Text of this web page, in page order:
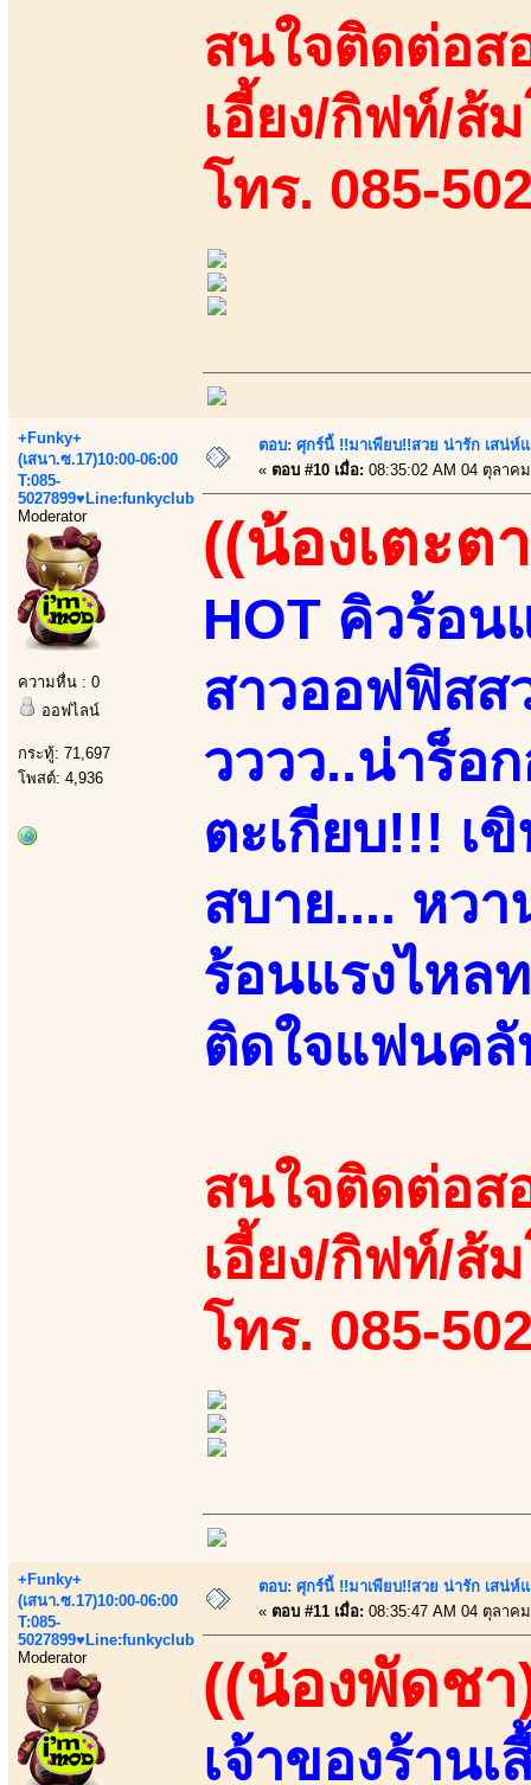
สนใจติดต่อส
เอี้ยง/กิฟท์/ส้
โทร. 085-
+Funky+
(เสนา.ซ.17)10:00-06:00
T:085-
5027899♥Line:funkyclub
Moderator
ความหื่น : 0
ออฟไลน์
กระทู้: 71,697
โพสต์: 4,936
ตอบ: ศุกร์นี้ !!มาเพียบ!!สวย น่ารัก เสน่ห์
« ตอบ #10 เมื่อ: 08:35:02 AM 04 ตุลาค
((น้องเตะต
HOT คิวร้อน
สาวออฟฟิสส
วววว..น่าร็อ
ตะเกียบ!!! เ
สบาย.... หว
ร้อนแรงไหล
ติดใจแฟนคลั
สนใจติดต่อส
เอี้ยง/กิฟท์/ส้
โทร. 085-
+Funky+
(เสนา.ซ.17)10:00-06:00
T:085-
5027899♥Line:funkyclub
Moderator
ตอบ: ศุกร์นี้ !!มาเพียบ!!สวย น่ารัก เสน่ห์
« ตอบ #11 เมื่อ: 08:35:47 AM 04 ตุลาค
((น้องพัดชา
เจ้าของร้าน